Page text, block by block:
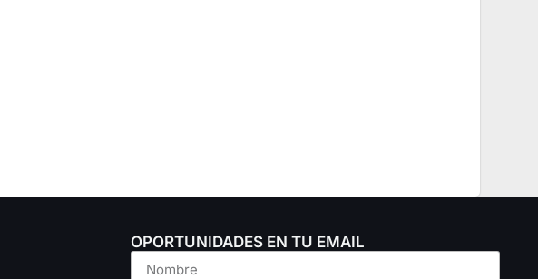
OPORTUNIDADES EN TU EMAIL